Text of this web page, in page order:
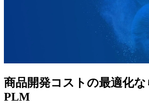
商品開発コストの最適化な
PLM